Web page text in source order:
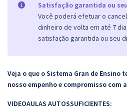
Satisfação garantida ou
Você poderá efetuar o
dinheiro de volta em até 7
satisfação garantida ou seu
Veja o que o Sistema Gran de Ensino
nosso empenho e compromisso com
VIDEOAULAS AUTOSSUFICIENTES: